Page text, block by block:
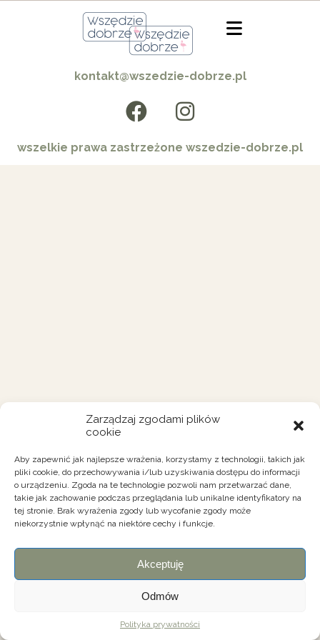
Zarządzaj zgodami plików
cookie
Aby zapewnić jak najlepsze wrażenia, korzystamy z technologii, takich jak
pliki cookie, do przechowywania i/lub uzyskiwania dostępu do informacji
o urządzeniu. Zgoda na te technologie pozwoli nam przetwarzać dane,
takie jak zachowanie podczas przeglądania lub unikalne identyfikatory na
tej stronie. Brak wyrażenia zgody lub wycofanie zgody może
niekorzystnie wpłynąć na niektóre cechy i funkcje.
Akceptuję
Odmów
Polityka prywatności
kontakt@wszedzie-dobrze.pl
wszelkie prawa zastrzeżone wszedzie-dobrze.pl